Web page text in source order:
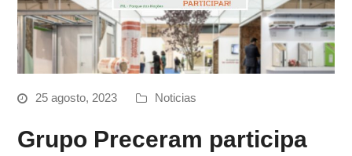
25 agosto, 2023 Noticias
Grupo Preceram participa